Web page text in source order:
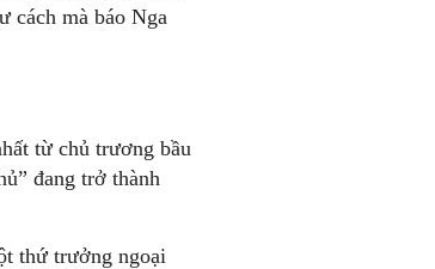
cách mà báo Nga
từ chủ trương bầu
đang trở thành
thứ trưởng ngoại